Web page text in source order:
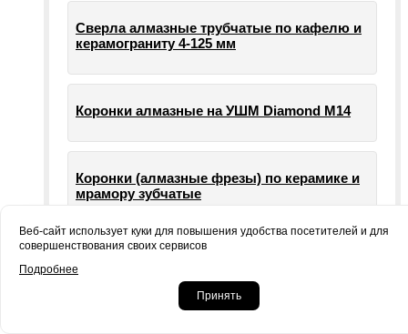
Сверла алмазные трубчатые по кафелю и
керамограниту 4-125 мм
Коронки алмазные на УШМ Diamond М14
Коронки (алмазные фрезы) по керамике и
мрамору зубчатые
машин УШМ болгарки
Веб-сайт использует куки для повышения удобства посетителей и для
совершенствования своих сервисов
Подробнее
Принять